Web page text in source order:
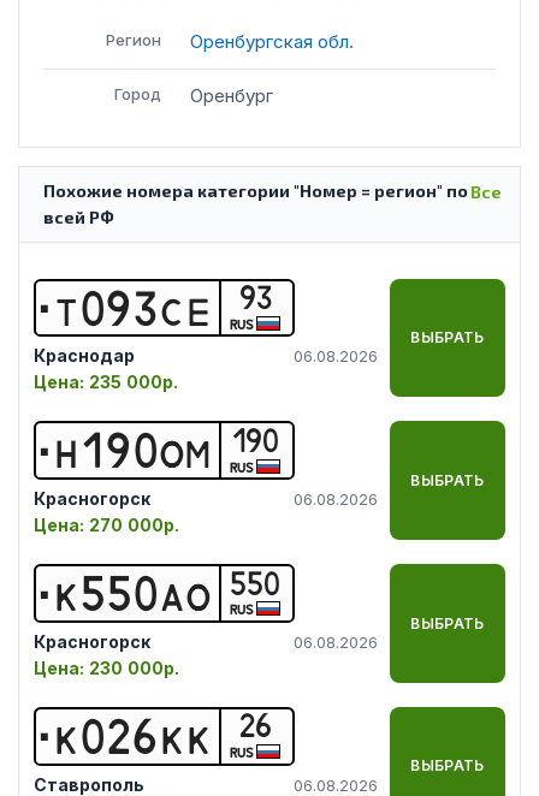
Регион Оренбургская обл.
Город Оренбург
Все
Похожие номера категории "Номер = регион" по
всей РФ
Т093С Е 93
RUS
Краснодар 06.08.2026
Цена: 235 000р.
ВЫБРАТЬ
Н1 90ОМ 190
RUS
Красногорск 06.08.2026
Цена: 270 000р.
ВЫБРАТЬ
К550АО 550
RUS
Красногорск 06.08.2026
Цена: 230 000р.
ВЫБРАТЬ
К026КК 26
RUS
Ставрополь 06.08.2026
ВЫБРАТЬ